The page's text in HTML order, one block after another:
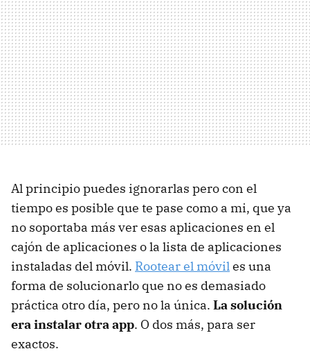
Al principio puedes ignorarlas pero con el
tiempo es posible que te pase como a mi, que ya
no soportaba más ver esas aplicaciones en el
cajón de aplicaciones o la lista de aplicaciones
instaladas del móvil. Rootear el móviles una
forma de solucionarlo que no es demasiado
práctica otro día, pero no la única. La solución
era instalar otra app. O dos más, para ser
exactos.